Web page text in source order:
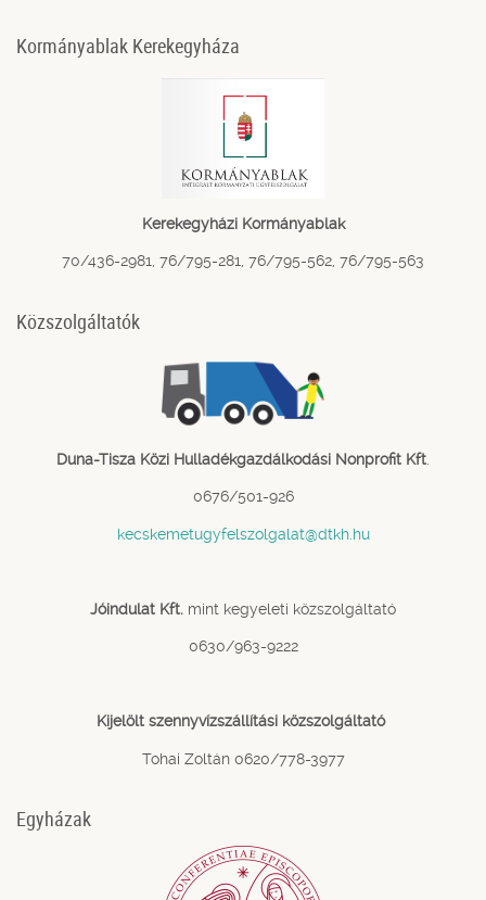
Kormányablak Kerekegyháza
Kerekegyházi Kormányablak
70/436-2981, 76/795-281, 76/795-562, 76/795-563
Közszolgáltatók
Duna-Tisza Közi Hulladékgazdálkodási Nonprofit Kft
0676/501-926
kecskemetugyfelszolgalat@dtkh.hu
Jóindulat Kft. mint kegyeleti közszolgáltató
0630/963-9222
Kijelölt szennyvízszállítási közszolgáltató
Tohai Zoltán 0620/778-3977
Egyházak